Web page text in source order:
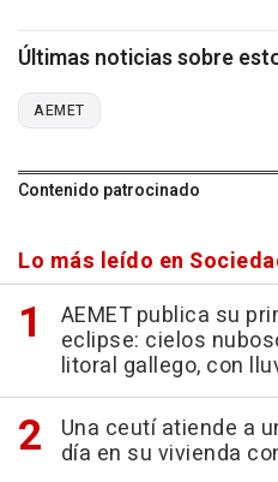
Últimas noticias sobre
AEMET
Contenido patrocinado
Lo más leído en
AEMET publica su
eclipse: cielos
litoral gallego, con
Una ceutí atiende a
día en su vivienda